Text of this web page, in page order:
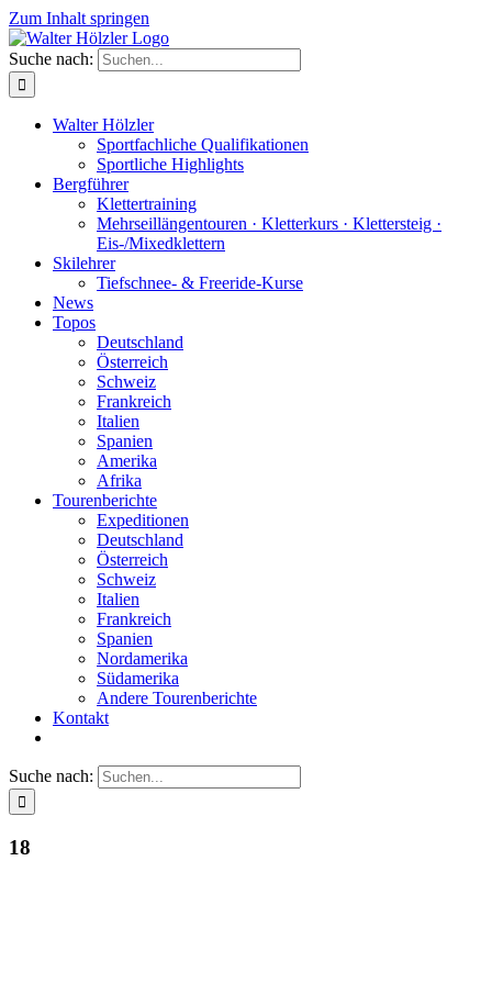
Zum Inhalt springen
Suche nach:
Walter Hölzler
Sportfachliche Qualifikationen
Sportliche Highlights
Bergführer
Klettertraining
Mehrseil­längen­touren · Kletterkurs · Klettersteig ·
Eis-/Mixedklettern
Skilehrer
Tiefschnee- & Freeride-Kurse
News
Topos
Deutschland
Österreich
Schweiz
Frankreich
Italien
Spanien
Amerika
Afrika
Tourenberichte
Expeditionen
Deutschland
Österreich
Schweiz
Italien
Frankreich
Spanien
Nordamerika
Südamerika
Andere Tourenberichte
Kontakt
Suche nach:
18